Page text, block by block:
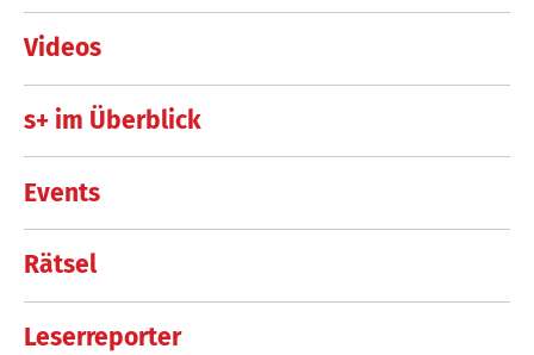
Videos
s+ im Überblick
Events
Rätsel
Leserreporter